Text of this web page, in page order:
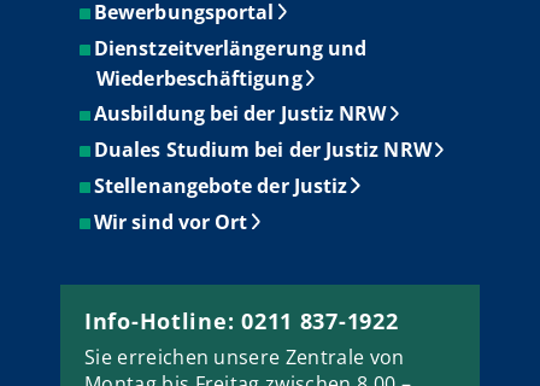
Bewerbungsportal
Dienstzeitverlängerung und
Wiederbeschäftigung
Ausbildung bei der Justiz NRW
Duales Studium bei der Justiz NRW
Stellenangebote der Justiz
Wir sind vor Ort
Info-Hotline: 0211 837-1922
Sie erreichen unsere Zentrale von